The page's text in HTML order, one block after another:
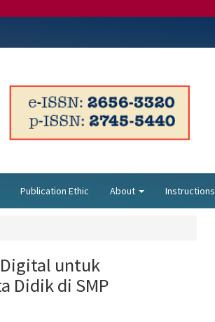
Publication Ethic About Instructions
untuk
Didik di SMP